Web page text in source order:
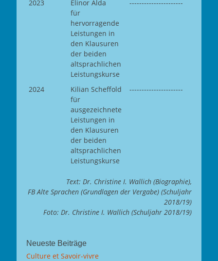
2023
Elinor Alda
für
hervorragende
Leistungen in
den Klausuren
der beiden
altsprachlichen
Leistungskurse
----------------------
2024
Kilian Scheffold
für
ausgezeichnete
Leistungen in
den Klausuren
der beiden
altsprachlichen
Leistungskurse
----------------------
Text: Dr. Christine I. Wallich (Biographie),
FB Alte Sprachen (Grundlagen der Vergabe) (Schuljahr
2018/19)
Foto: Dr. Christine I. Wallich (Schuljahr 2018/19)
Neueste Beiträge
Culture et Savoir-vivre